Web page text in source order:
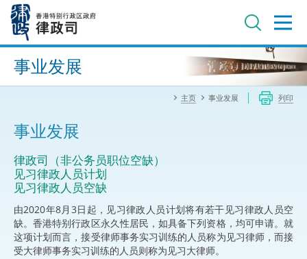
内
进阶搜寻
事业发展
主页 事业发展 列印
事业发展
律政司（非公务员职位空缺）
见习律政人员计划
见习律政人员空缺
由2020年8月3日起，见习律政人员计划将有若干见习律政人员空
缺。香港特别行政区永久性居民，如具备下列资格，均可申请。就
这项计划而言，接受律师事务实习训练的人员称为见习律师，而接
受大律师事务实习训练的人员则称为见习大律师。